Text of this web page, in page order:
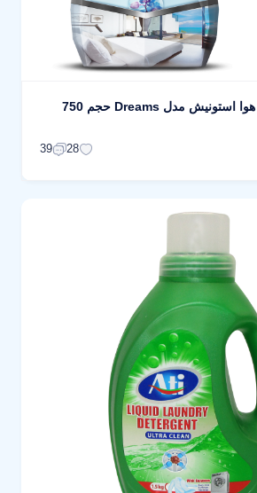
اسپری خوشبوکننده هوا استونیش مدل Dreams حجم 750
28
39